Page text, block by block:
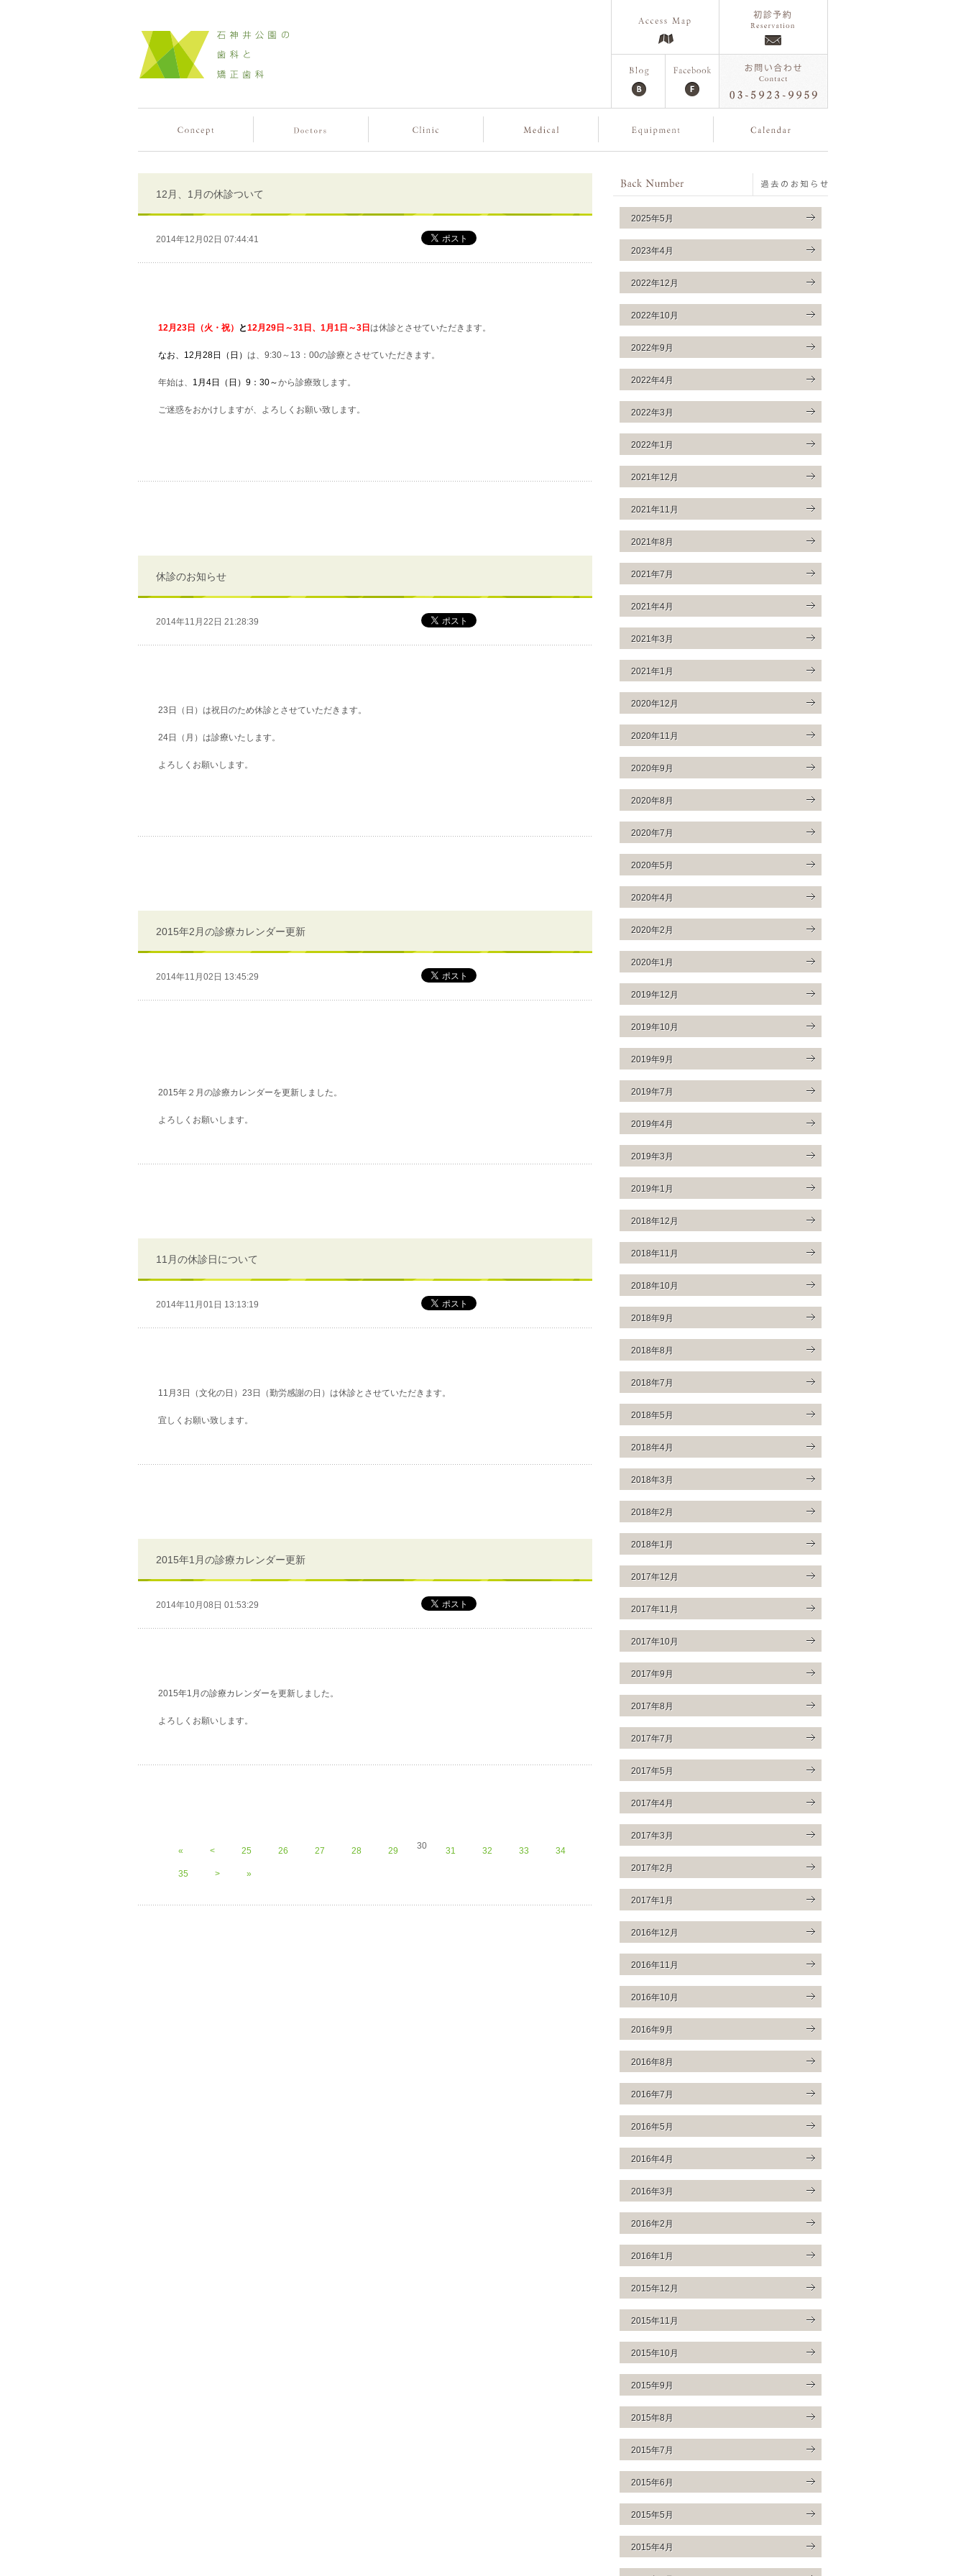
12月、1月の休診ついて
2014年12月02日 07:44:41
12月23日（火・祝） と12月 29日～31日、1月1日～3日 は休診とさせていただきます。
なお、12月28日（日） は、9:30～13：00の診療とさせていただきます。
年始は、 1月4日（日）9：30～から診療致します。
ご迷惑をおかけしますが、よろしくお願い致します。
休診のお知らせ
2014年11月22日 21:28:39
23日（日）は祝日のため休診とさせていただきます。
24日（月）は診療いたします。
よろしくお願いします。
2015年2月の診療カレンダー更新
2014年11月02日 13:45:29
2015年２月の診療カレンダーを更新しました。
よろしくお願いします。
11月の休診日について
2014年11月01日 13:13:19
11月3日（文化の日）23日（勤労感謝の日）は休診とさせていただきます。
宜しくお願い致します。
2015年1月の診療カレンダー更新
2014年10月08日 01:53:29
2015年1月の診療カレンダーを更新しました。
よろしくお願いします。
« < 25 26 27 28 29 30 31 32 33 34
35 > »
2025年5月
2023年4月
2022年12月
2022年10月
2022年9月
2022年4月
2022年3月
2022年1月
2021年12月
2021年11月
2021年8月
2021年7月
2021年4月
2021年3月
2021年1月
2020年12月
2020年11月
2020年9月
2020年8月
2020年7月
2020年5月
2020年4月
2020年2月
2020年1月
2019年12月
2019年10月
2019年9月
2019年7月
2019年4月
2019年3月
2019年1月
2018年12月
2018年11月
2018年10月
2018年9月
2018年8月
2018年7月
2018年5月
2018年4月
2018年3月
2018年2月
2018年1月
2017年12月
2017年11月
2017年10月
2017年9月
2017年8月
2017年7月
2017年5月
2017年4月
2017年3月
2017年2月
2017年1月
2016年12月
2016年11月
2016年10月
2016年9月
2016年8月
2016年7月
2016年5月
2016年4月
2016年3月
2016年2月
2016年1月
2015年12月
2015年11月
2015年10月
2015年9月
2015年8月
2015年7月
2015年6月
2015年5月
2015年4月